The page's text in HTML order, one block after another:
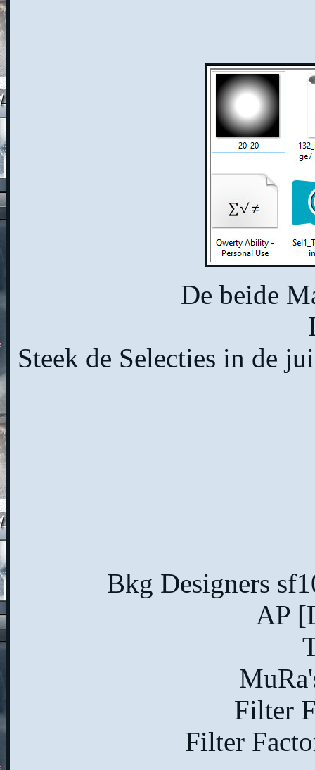
De beide
Steek de Selecties in de
Bkg Designers
AP
Filter
Filter